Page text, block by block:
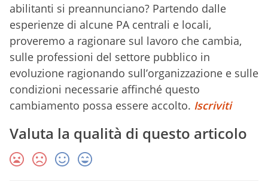
abilitanti si preannunciano? Partendo dalle
esperienze di alcune PA centrali e locali,
proveremo a ragionare sul lavoro che cambia,
sulle professioni del settore pubblico in
evoluzione ragionando sull’organizzazione e sulle
condizioni necessarie affinché questo
cambiamento possa essere accolto. Iscriviti
Valuta la qualità di questo articolo